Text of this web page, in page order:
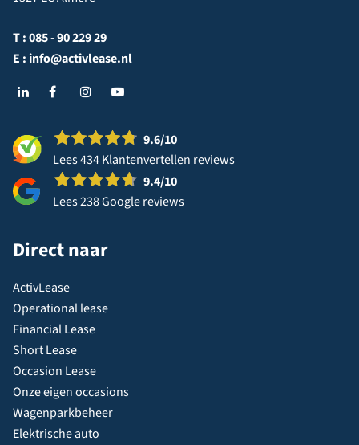
T :085 - 90 229 29
E : info@activlease.nl
9.6/10
Lees 434 Klantenvertellen reviews
9.4/10
Lees 238 Google reviews
Direct naar
ActivLease
Operational lease
Financial Lease
Short Lease
Occasion Lease
Onze eigen occasions
Wagenparkbeheer
Elektrische auto